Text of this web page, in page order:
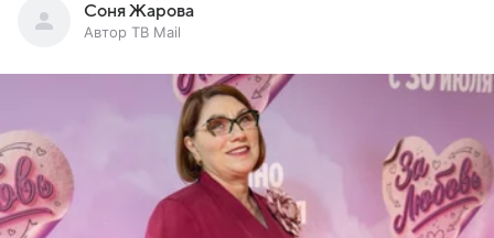
Соня Жарова
Автор ТВ Mail